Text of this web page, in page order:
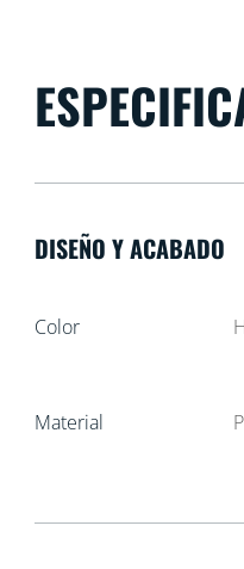
DISEÑO Y ACABADO
Color
Material